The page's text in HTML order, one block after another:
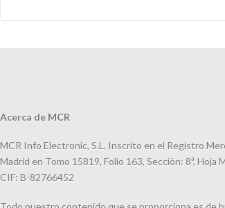
Acerca de MCR
MCR Info Electronic, S.L. Inscrito en el Registro
Madrid en Tomo 15819, Folio 163, Sección: 8ª, Hoja
CIF: B-82766452